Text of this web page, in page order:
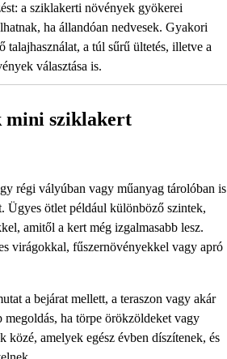
a sziklakerti növények gyökerei
ha állandóan nedvesek. Gyakori
talajhasználat, a túl sűrű ültetés, illetve a
választása is.
mini sziklakert
régi vályúban vagy műanyag tárolóban is
Ügyes ötlet például különböző szintek,
amitől a kert még izgalmasabb lesz.
virágokkal, fűszernövényekkel vagy apró
a bejárat mellett, a teraszon vagy akár
megoldás, ha törpe örökzöldeket vagy
közé, amelyek egész évben díszítenek, és